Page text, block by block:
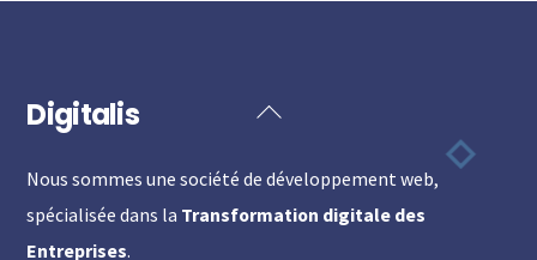
Back
Top
Digitalis
Nous sommes une société de développement web,
spécialisée dans la Transformation digitale des
Entreprises.